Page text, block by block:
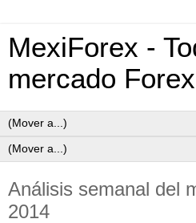
MexiForex -
mercado Forex
Análisis semanal del
2014